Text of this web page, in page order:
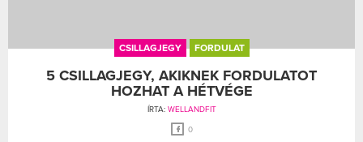
CSILLAGJEGY FORDULAT
5 CSILLAGJEGY, AKIKNEK FORDULATOT
HOZHAT A HÉTVÉGE
ÍRTA: WELLANDFIT
0